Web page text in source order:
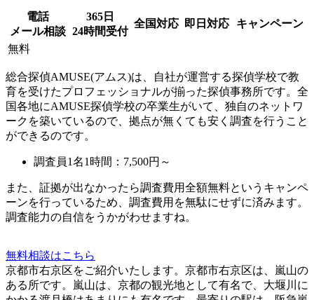
電話
メール相談
365日
24時間受付
全国対応 即日対応 キャンペーン
無料
総合探偵AMUSE(アムス)は、自社が運営する探偵学校で教
育を受けたプロフェッショナルが揃った探偵事務所です。全
国各地にAMUSE探偵学校の卒業生がいて、独自のネットワ
ークを築いているので、拠点が無くても安く調査を行うこと
ができるのです。
調査員1名1時間： 7,500円～
また、 証拠が出なかったら調査費用全額無料というキャンペ
ーンを行っているため、調査費用を無駄にせずに済みます。
調査能力の自信をうかがわせますね。
無料相談はこちら
京都市右京区をご紹介いたします。京都市右京区は、嵐山の
ある所です。嵐山は、京都の観光地として有名で、大堰川に